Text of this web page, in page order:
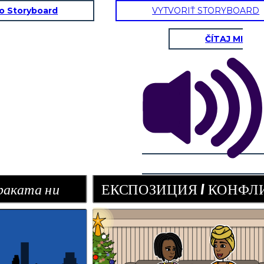
RISING ДЕЙСТВИЕ
кула
Storyboard VYTVORIŤ STORYBOARD
ČÍTAJ MI
ни ЕКСПОЗИЦИЯ /